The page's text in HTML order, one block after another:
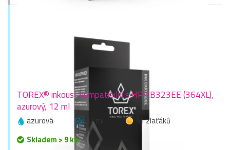
TOREX® inkoust kompatibilní s HP CB323EE (364XL),
azurový, 12 ml
azurová 12 ml
41 zlaťáků
Skladem > 9 ks